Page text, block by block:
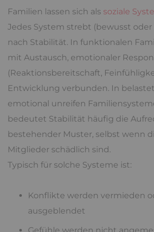
Familien lassen sich als soziale
Jedes System strebt (bewusst
nach Stabilität. In funktionalen
mit Austausch, emotionaler
(Reaktionsbereitschaft,
Entwicklung verbunden. In
emotional unreifen
bedeutet Stabilität häufig die
bestehender Muster, selbst wenn
Mitglieder schädlich sind.
Typisch für solche Systeme ist:
Konflikte werden vermieden
ausgeblendet